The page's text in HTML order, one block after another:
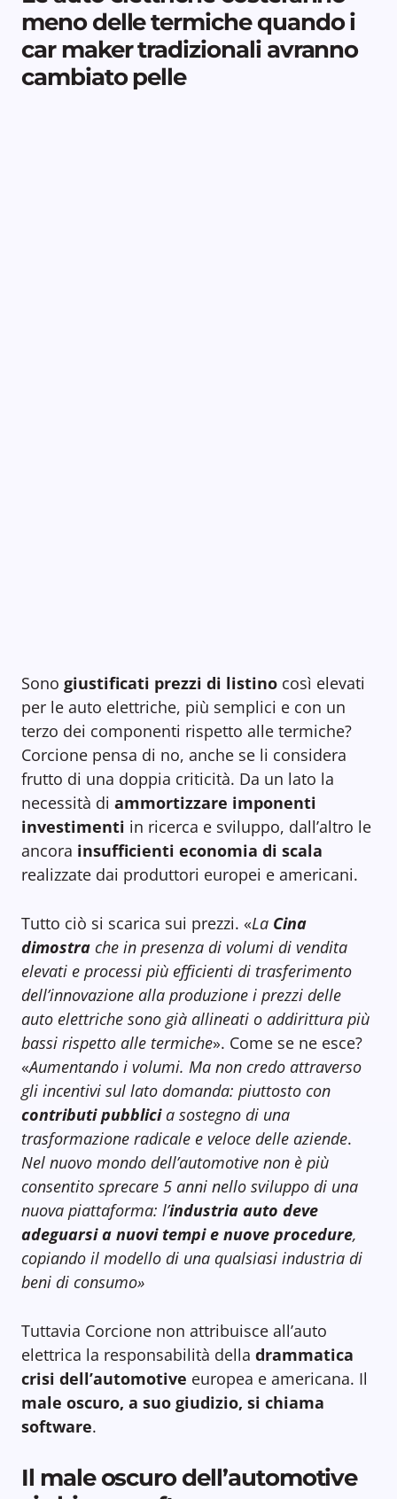
meno delle termiche quando i
car maker tradizionali avranno
cambiato pelle
Sono giustificati prezzi di listino così elevati
per le auto elettriche, più semplici e con un
terzo dei componenti rispetto alle termiche?
Corcione pensa di no, anche se li considera
frutto di una doppia criticità. Da un lato la
necessità di ammortizzare imponenti
investimenti in ricerca e sviluppo, dall’altro le
ancora insufficienti economia di scala
realizzate dai produttori europei e americani.
Tutto ciò si scarica sui prezzi. «La Cina
dimostra che in presenza di volumi di vendita
elevati e processi più efficienti di trasferimento
dell’innovazione alla produzione i prezzi delle
auto elettriche sono già allineati o addirittura più
bassi rispetto alle termiche». Come se ne esce?
«Aumentando i volumi. Ma non credo attraverso
gli incentivi sul lato domanda: piuttosto con
contributi pubblicia sostegno di una
trasformazione radicale e veloce delle aziende.
Nel nuovo mondo dell’automotive non è più
consentito sprecare 5 anni nello sviluppo di una
nuova piattaforma: l’industria auto deve
adeguarsi a nuovi tempi e nuove procedure,
copiando il modello di una qualsiasi industria di
beni di consumo»
Tuttavia Corcione non attribuisce all’auto
elettrica la responsabilità della drammatica
crisi dell’automotive europea e americana. Il
male oscuro, a suo giudizio, si chiama
software.
Il male oscuro dell’automotive